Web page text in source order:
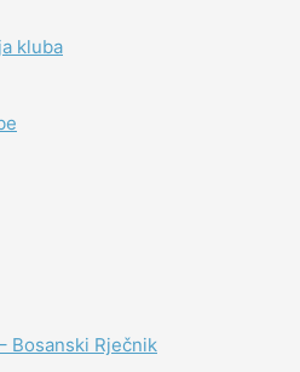
kluba
Bosanski Rječnik